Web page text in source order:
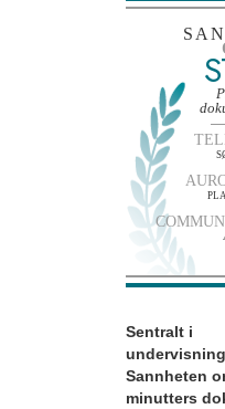
Sentralt i
Sannheten
minutters